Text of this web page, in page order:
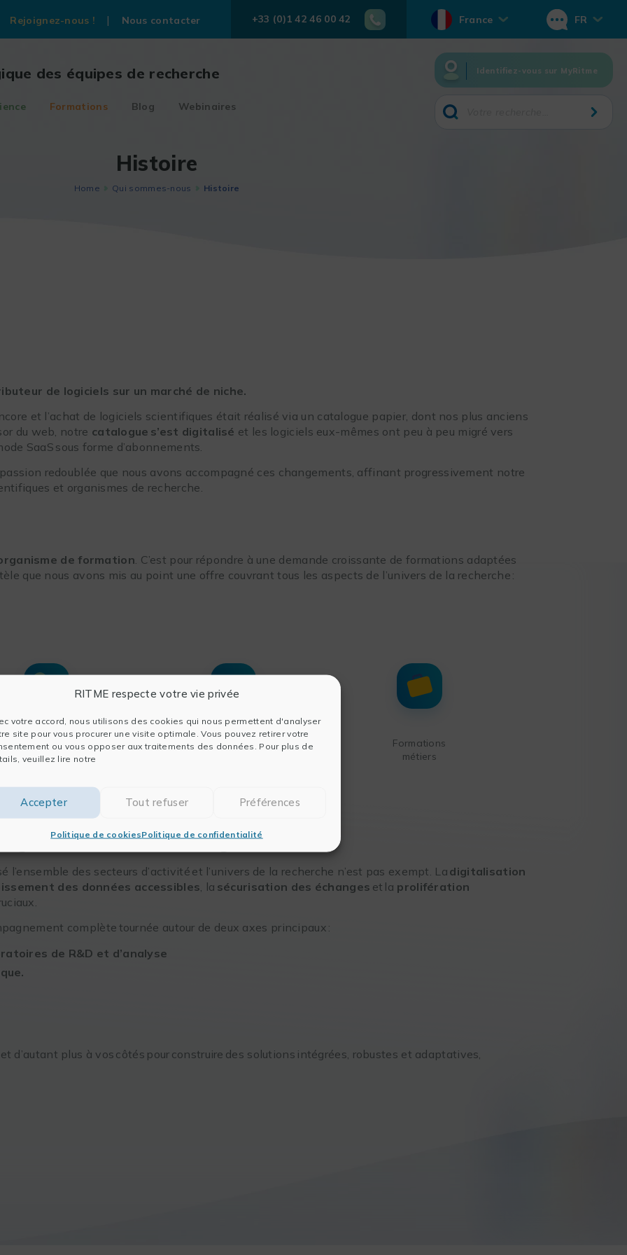
RITME respecte votre vie privée
votre accord, nous utilisons des cookies qui nous permettent d'analyser
site pour vous procurer une visite optimale. Vous pouvez retirer votre
ou vous opposer aux traitements des données. Pour plus de
veuillez lire notre
Accepter Tout refuser Préférences
Politique de cookiesPolitique de confidentialité
Rejoignez-nous ! Nous contacter +33 (0)1 42 46 00 42 France FR
des équipes de recherche
Formations Blog Webinaires
Identifiez-vous sur MyRitme
Histoire
Home Qui sommes-nous Histoire
de logiciels sur un marché de niche.
et l’achat de logiciels scientifiques était réalisé via un catalogue papier, dont nos plus anciens
du web, notre catalogue s’est digitalisé et les logiciels eux-mêmes ont peu à peu migré vers
SaaS sous forme d’abonnements.
redoublée que nous avons accompagné ces changements, affinant progressivement notre
et organismes de recherche.
de formation. C’est pour répondre à une demande croissante de formations adaptées
que nous avons mis au point une offre couvrant tous les aspects de l’univers de la recherche :
autour de la rédaction
de la communication
Formations aux méthodes
Formations
métiers
et services intégrée
des secteurs d’activité et l’univers de la recherche n’est pas exempt. La digitalisation
des données accessibles , la sécurisation des échanges et la prolifération
complète tournée autour de deux axes principaux :
de R&D et d’analyse
et d’autant plus à vos côtés pour construire des solutions intégrées, robustes et adaptatives,